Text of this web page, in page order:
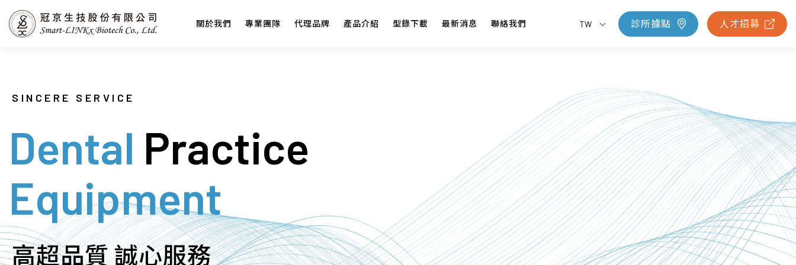
關於我們 專業團隊 代理品牌 產品介紹 型錄下載 最新消息 聯絡我們 TW 診所據點 人才招募
SINCERE SERVICE
Dental Practice
Equipment
高超品質 誠心服務